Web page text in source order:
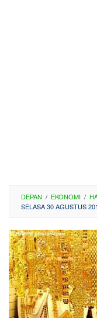
DEPAN / EKONOMI /
SELASA 30 AGUSTUS